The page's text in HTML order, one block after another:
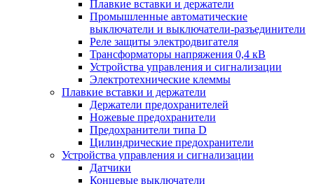
Плавкие вставки и держатели
Промышленные автоматические
выключатели и выключатели-разъединители
Реле защиты электродвигателя
Трансформаторы напряжения 0,4 кВ
Устройства управления и сигнализации
Электротехнические клеммы
Плавкие вставки и держатели
Держатели предохранителей
Ножевые предохранители
Предохранители типа D
Цилиндрические предохранители
Устройства управления и сигнализации
Датчики
Концевые выключатели